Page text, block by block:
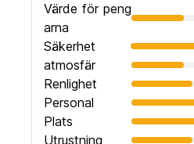
Värde för peng
arna
Säkerhet
atmosfär
Renlighet
Personal
Plats
Utrustning